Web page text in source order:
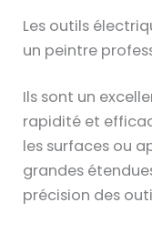
Les outils
un peintre
Ils sont un
rapidité et
les surfaces ou
grandes
précision des